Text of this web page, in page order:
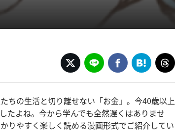
の生活と切り離せない「お金」。今40歳以上
たよね。今から学んでも全然遅くはありませ
やすく楽しく読める漫画形式でご紹介してい